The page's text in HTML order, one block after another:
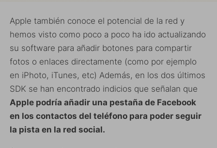
Apple también conoce el potencial de la red y
hemos visto como poco a poco ha ido actualizando
su software para añadir botones para compartir
fotos o enlaces directamente (como por ejemplo
en iPhoto, iTunes, etc) Además, en los dos últimos
SDK se han encontrado indicios que señalan que
Apple podría añadir una pestaña de Facebook
en los contactos del teléfono para poder seguir
la pista en la red social.